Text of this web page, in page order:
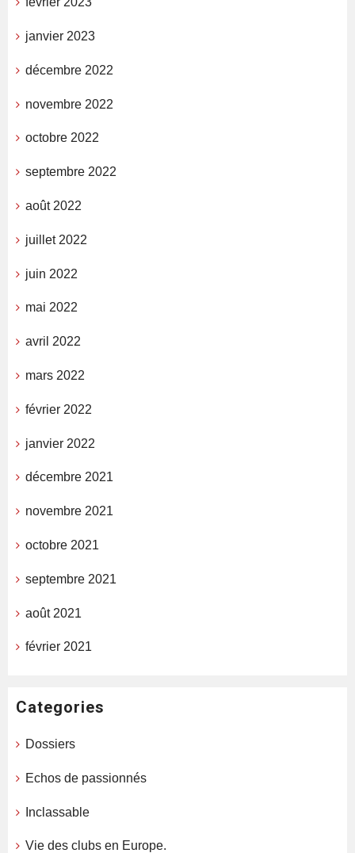
janvier 2023
décembre 2022
novembre 2022
octobre 2022
septembre 2022
août 2022
juillet 2022
juin 2022
mai 2022
avril 2022
mars 2022
février 2022
janvier 2022
décembre 2021
novembre 2021
octobre 2021
septembre 2021
août 2021
février 2021
Categories
Dossiers
Echos de passionnés
Inclassable
Vie des clubs en Europe.